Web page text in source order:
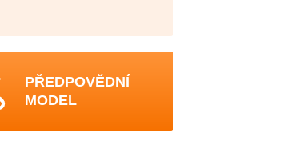
PŘEDPOVĚDNÍ
MODEL